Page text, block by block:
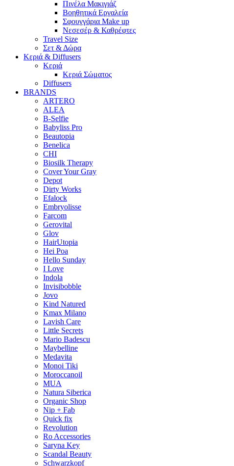
Πινέλα Μακιγιάζ
Βοηθητικά Εργαλεία
Σφουγγάρια Make up
Νεσεσέρ & Καθρέφτες
Travel Size
Σετ & Δώρα
Κεριά & Diffusers
Κεριά
Κεριά Σώματος
Diffusers
BRANDS
ARTERO
ALEA
B-Selfie
Babyliss Pro
Beautopia
Benelica
CHI
Biosilk Therapy
Cover Your Gray
Depot
Dirty Works
Efalock
Embryolisse
Farcom
Gerovital
Glov
HairUtopia
Hei Poa
Hello Sunday
I Love
Indola
Invisibobble
Jovo
Kind Natured
Kmax Milano
Lavish Care
Little Secrets
Mario Badescu
Maybelline
Medavita
Monoi Tiki
Moroccanoil
MUA
Natura Siberica
Organic Shop
Nip + Fab
Quick fix
Revolution
Ro Accessories
Saryna Key
Scandal Beauty
Schwarzkopf